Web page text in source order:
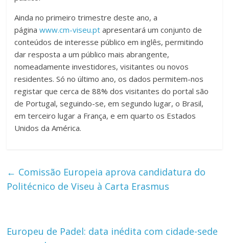
Ainda no primeiro trimestre deste ano, a
páginawww.cm-viseu.pt apresentará um conjunto de
conteúdos de interesse público em inglês, permitindo
dar resposta a um público mais abrangente,
nomeadamente investidores, visitantes ou novos
residentes. Só no último ano, os dados permitem-nos
registar que cerca de 88% dos visitantes do portal são
de Portugal, seguindo-se, em segundo lugar, o Brasil,
em terceiro lugar a França, e em quarto os Estados
Unidos da América.
← Comissão Europeia aprova candidatura do
Politécnico de Viseu à Carta Erasmus
Europeu de Padel: data inédita com cidade-sede